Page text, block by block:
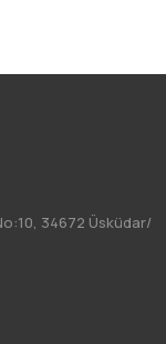
34672 Üsküdar/